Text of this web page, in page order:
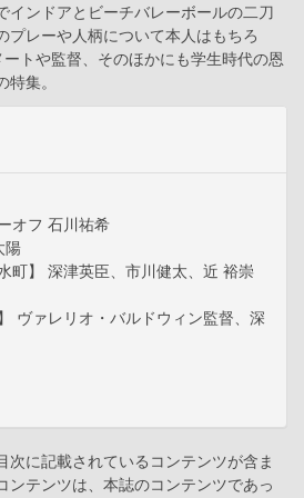
インドアとビーチバレーボールの二刀
プレーや人柄について本人はもちろ
トや監督、そのほかにも学生時代の恩
集。
オフ 石川祐希
陽
町】 深津英臣、市川健太、近 裕崇
ヴァレリオ・バルドウィン監督、深
に記載されているコンテンツが含ま
ンテンツは、本誌のコンテンツであっ